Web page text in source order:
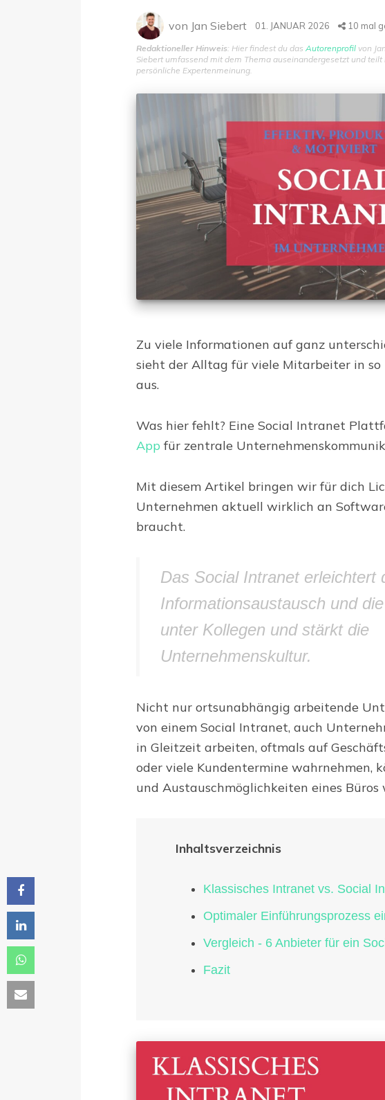
von Jan Siebert 01. JANUAR 2026 10 mal
Redaktioneller Hinweis: Hier findest du das Autorenprofil von
Siebert umfassend mit dem Thema auseinandergesetzt und teilt
persönliche Expertenmeinung.
Zu viele Informationen auf ganz
sieht der Alltag für viele Mitarbeiter in so
aus.
Was hier fehlt? Eine Social Intranet
App für zentrale
Mit diesem Artikel bringen wir für dich
Unternehmen aktuell wirklich an
braucht.
Das Social Intranet erleichtert
Informationsaustausch und
unter Kollegen und stärkt die
Unternehmenskultur.
Nicht nur ortsunabhängig arbeitende
von einem Social Intranet, auch
in Gleitzeit arbeiten, oftmals auf
oder viele Kundentermine wahrnehmen,
und Austauschmöglichkeiten eines
Inhaltsverzeichnis
Klassisches Intranet vs. Social
Optimaler Einführungsprozess
Vergleich - 6 Anbieter für ein
Fazit